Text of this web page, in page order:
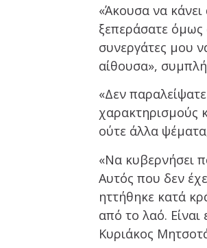
«Άκουσα να
ξεπεράσατε
συνεργάτες μου
αίθουσα»,
«Δεν
χαρακτηρισμούς
ούτε άλλα
«Να κυβερνήσει
Αυτός που δεν
ηττήθηκε κατά
από το λαό.
Κυριάκος